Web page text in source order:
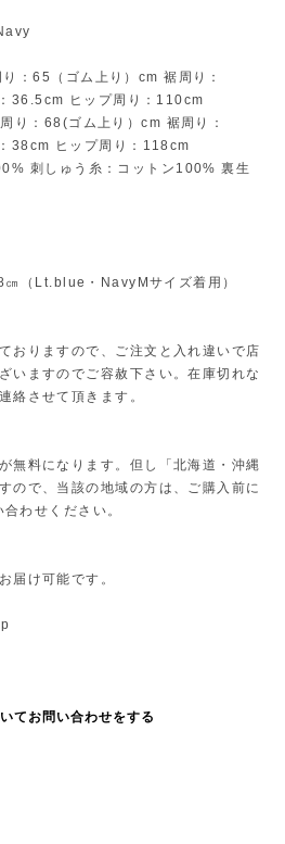
：65（ゴム上り）cm 裾周り：
36.5cm ヒップ周り：110cm
り：68(ゴム上り）cm 裾周り：
38cm ヒップ周り：118cm
刺しゅう糸：コットン100% 裏生
（Lt.blue・NavyMサイズ着用）
おりますので、ご注文と入れ違いで店
いますのでご容赦下さい。在庫切れな
絡させて頂きます。
無料になります。但し「北海道・沖縄
ので、当該の地域の方は、ご購入前に
わせください。
届け可能です。
てお問い合わせをする